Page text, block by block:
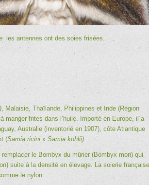
les antennes ont des soies frisées.
, Malaisie, Thaïlande, Philippines et Inde (Région
manger frites dans l’huile. Importé en Europe, il a
Australie (inventorié en 1907), côte Atlantique
(Samia ricini x Samia kohlii)
le Bombyx du mûrier (Bombyx mori) qui
suite à la densité en élevage. La soierie française
le nylon.